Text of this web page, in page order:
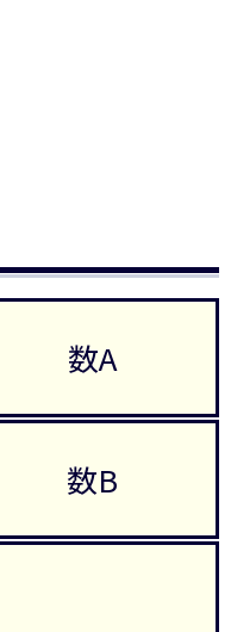
数A
数B